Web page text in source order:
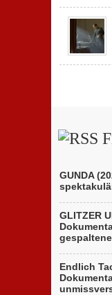
GUNDA
GLITZER
Endlich